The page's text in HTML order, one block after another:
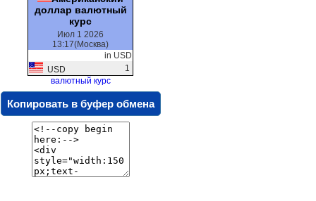
доллар валютный
курс
Июл 1 2026
13:17(Москва)
in USD
USD
1
валютный курс
Копировать в буфер обмена